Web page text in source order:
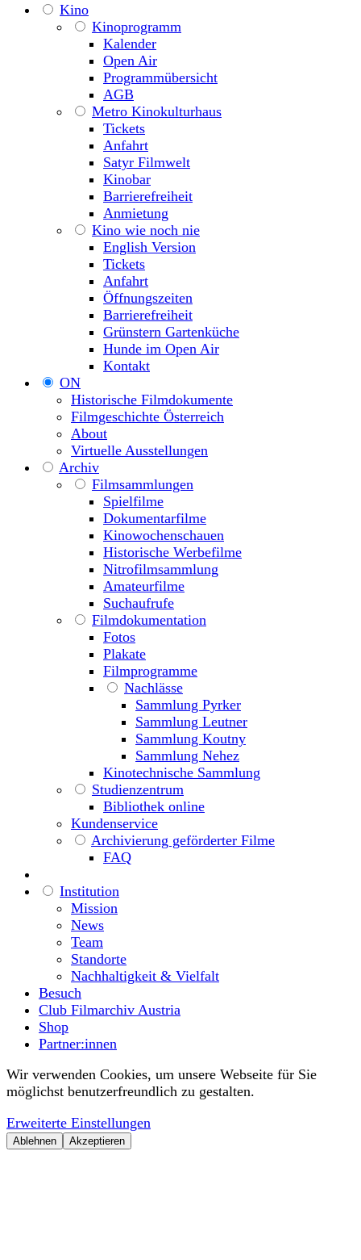
Kino
Kinoprogramm
Kalender
Open Air
Programmübersicht
AGB
Metro Kinokulturhaus
Tickets
Anfahrt
Satyr Filmwelt
Kinobar
Barrierefreiheit
Anmietung
Kino wie noch nie
English Version
Tickets
Anfahrt
Öffnungszeiten
Barrierefreiheit
Grünstern Gartenküche
Hunde im Open Air
Kontakt
ON
Historische Filmdokumente
Filmgeschichte Österreich
About
Virtuelle Ausstellungen
Archiv
Filmsammlungen
Spielfilme
Dokumentarfilme
Kinowochenschauen
Historische Werbefilme
Nitrofilmsammlung
Amateurfilme
Suchaufrufe
Filmdokumentation
Fotos
Plakate
Filmprogramme
Nachlässe
Sammlung Pyrker
Sammlung Leutner
Sammlung Koutny
Sammlung Nehez
Kinotechnische Sammlung
Studienzentrum
Bibliothek online
Kundenservice
Archivierung geförderter Filme
FAQ
Institution
Mission
News
Team
Standorte
Nachhaltigkeit & Vielfalt
Besuch
Club Filmarchiv Austria
Shop
Partner:innen
Wir verwenden Cookies, um unsere Webseite für Sie
möglichst benutzerfreundlich zu gestalten.
Erweiterte Einstellungen
Ablehnen Akzeptieren